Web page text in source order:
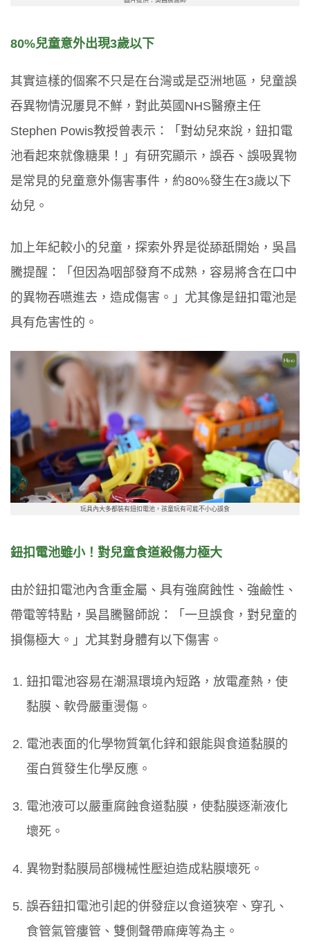
80%兒童意外出現3歲以下
其實這樣的個案不只是在台灣或是亞洲地區，兒童誤
吞異物情況屢見不鮮，對此英國 NHS醫療主任
Stephen Powis教授曾表示：「對幼兒來說，鈕扣電
池看起來就像糖果！」有研究顯示，誤吞、誤吸異物
是常見的兒童意外傷害事件，約80%發生在3歲以下
幼兒。
加上年紀較小的兒童，探索外界是從舔舐開始，吳昌
騰提醒：「但因為咽部發育不成熟，容易將含在口中
的異物吞嚥進去，造成傷害。」尤其像是鈕扣電池是
具有危害性的。
玩具內大多都裝有鈕扣電池，孩童玩有可能不小心誤食
鈕扣電池雖小！對兒童食道殺傷力極大
由於鈕扣電池內含重金屬、具有強腐蝕性、強鹼性、
帶電等特點，吳昌騰醫師說：「一旦誤食，對兒童的
損傷極大。」尤其對身體有以下傷害。
鈕扣電池容易在潮濕環境內短路，放電產熱，使
黏膜、軟骨嚴重燙傷。
電池表面的化學物質氧化鋅和銀能與食道黏膜的
蛋白質發生化學反應。
電池液可以嚴重腐蝕食道黏膜，使黏膜逐漸液化
壞死。
異物對黏膜局部機械性壓迫造成粘膜壞死。
誤吞鈕扣電池引起的併發症以食道狹窄、穿孔、
食管氣管瘻管、雙側聲帶麻痺等為主。